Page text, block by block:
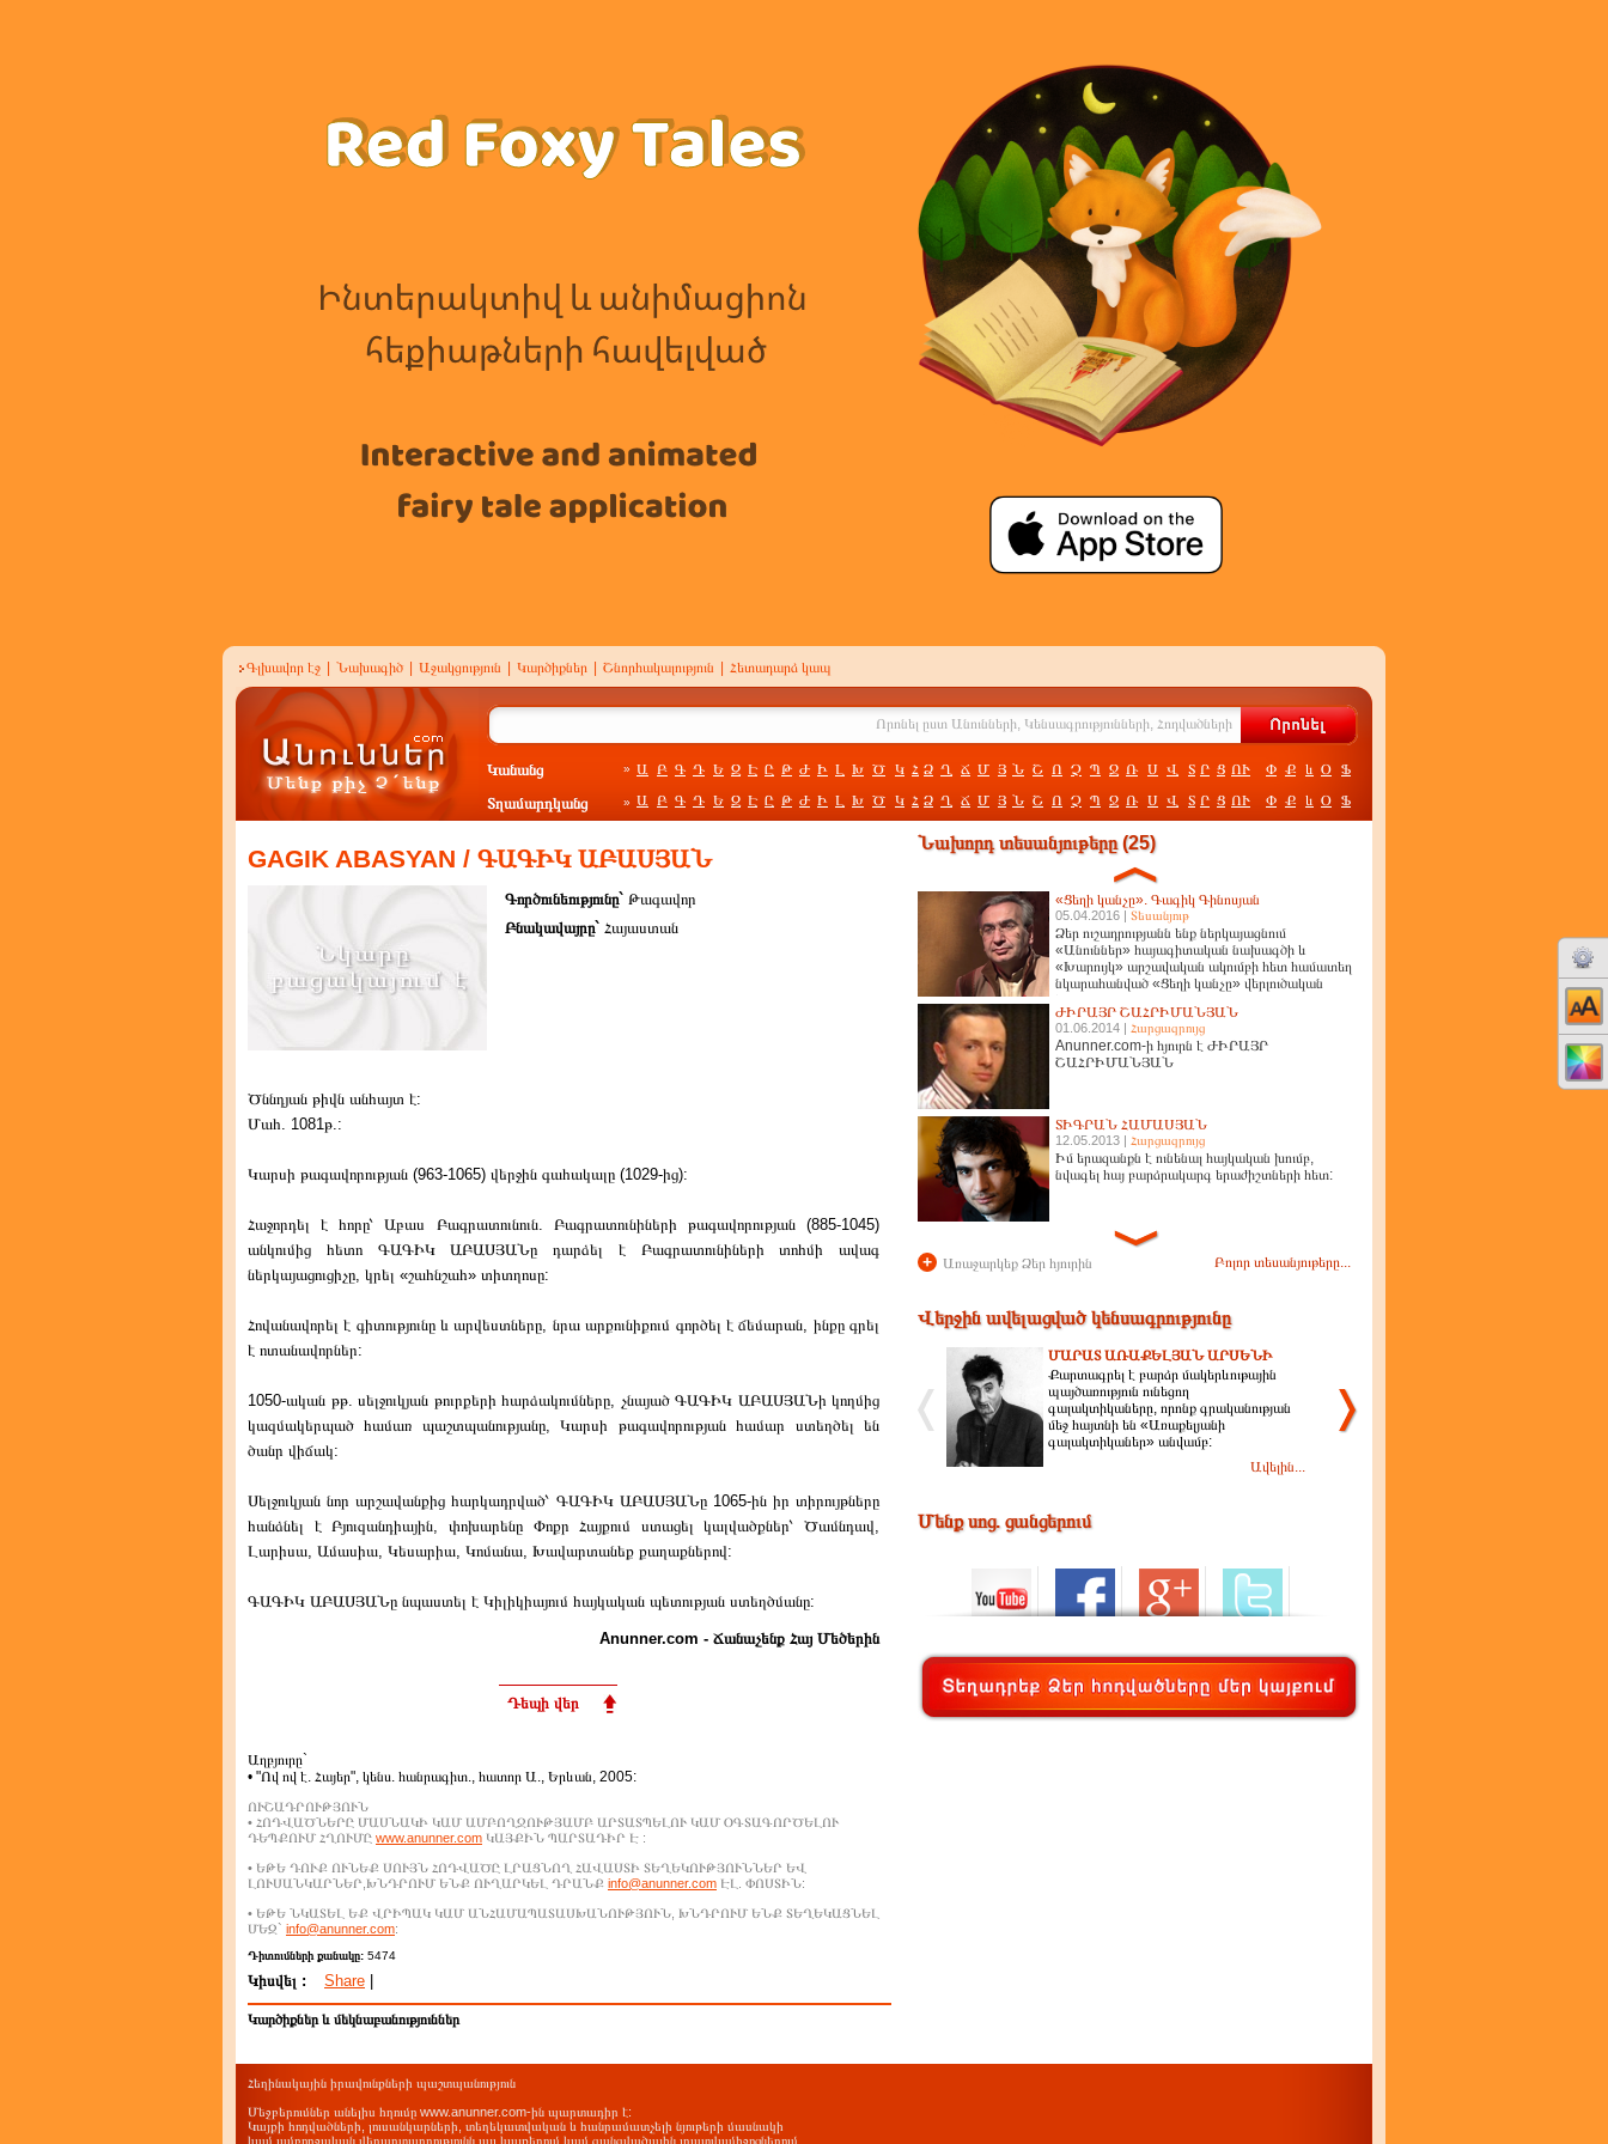
Գլխավոր էջ Նախագիծ Աջակցություն Կարծիքներ Շնորհակալություն Հետադարձ կապ
Կանանց » Ա Բ Գ Դ Ե Զ Է Ը Թ Ժ Ի Լ Խ Ծ Կ Հ Ձ Ղ Ճ Մ Յ Ն Շ Ո Չ Պ Ջ Ռ Ս Վ Տ Ր Ց ՈՒ Փ Ք և Օ Ֆ
Տղամարդկանց » Ա Բ Գ Դ Ե Զ Է Ը Թ Ժ Ի Լ Խ Ծ Կ Հ Ձ Ղ Ճ Մ Յ Ն Շ Ո Չ Պ Ջ Ռ Ս Վ Տ Ր Ց ՈՒ Փ Ք և Օ Ֆ
GAGIK ABASYAN / ԳԱԳԻԿ ԱԲԱՍՅԱՆ
Գործունեությունը` Թագավոր
Բնակավայրը` Հայաստան
Ծննդյան թիվն անհայտ է:
Մահ. 1081թ.:
Կարսի թագավորության (963-1065) վերջին գահակալը (1029-ից):
Հաջորդել է հորը՝ Աբաս Բագրատունուն. Բագրատունիների թագավորության (885-1045)
անկումից հետո ԳԱԳԻԿ ԱԲԱՍՅԱՆը դարձել է Բագրատունիների տոհմի ավագ
ներկայացուցիչը, կրել «շահնշահ» տիտղոսը:
Հովանավորել է գիտությունը և արվեստները, նրա արքունիքում գործել է ճեմարան, ինքը գրել
է ոտանավորներ:
1050-ական թթ. սելջուկյան թուրքերի հարձակումները, չնայած ԳԱԳԻԿ ԱԲԱՍՅԱՆի կողմից
կազմակերպած համառ պաշտպանությանը, Կարսի թագավորության համար ստեղծել են
ծանր վիճակ:
Սելջուկյան նոր արշավանքից հարկադրված՝ ԳԱԳԻԿ ԱԲԱՍՅԱՆը 1065-ին իր տիրույթները
հանձնել է Բյուզանդիային, փոխարենը Փոքր Հայքում ստացել կալվածքներ՝ Ծամնդավ,
Լարիսա, Ամասիա, Կեսարիա, Կոմանա, Խավարտանեք քաղաքներով:
ԳԱԳԻԿ ԱԲԱՍՅԱՆը նպաստել է Կիլիկիայում հայկական պետության ստեղծմանը:
Anunner.com - Ճանաչենք Հայ Մեծերին
Դեպի վեր
Աղբյուրը`
• "Ով ով է. Հայեր", կենս. հանրագիտ., հատոր Ա., Երևան, 2005:
ՈՒՇԱԴՐՈՒԹՅՈՒՆ
• ՀՈԴՎԱԾՆԵՐԸ ՄԱՍՆԱԿԻ ԿԱՄ ԱՄԲՈՂՋՈՒԹՅԱՄԲ ԱՐՏԱՏՊԵԼՈՒ ԿԱՄ ՕԳՏԱԳՈՐԾԵԼՈՒ
ԴԵՊՔՈՒՄ ՀՂՈՒՄԸ www.anunner.com ԿԱՅՔԻՆ ՊԱՐՏԱԴԻՐ Է :
• ԵԹԵ ԴՈՒՔ ՈՒՆԵՔ ՍՈՒՅՆ ՀՈԴՎԱԾԸ ԼՐԱՑՆՈՂ ՀԱՎԱՍՏԻ ՏԵՂԵԿՈՒԹՅՈՒՆՆԵՐ ԵՎ
ԼՈՒՍԱՆԿԱՐՆԵՐ,ԽՆԴՐՈՒՄ ԵՆՔ ՈՒՂԱՐԿԵԼ ԴՐԱՆՔ info@anunner.com ԷԼ. ՓՈՍՏԻՆ:
• ԵԹԵ ՆԿԱՏԵԼ ԵՔ ՎՐԻՊԱԿ ԿԱՄ ԱՆՀԱՄԱՊԱՏԱՍԽԱՆՈՒԹՅՈՒՆ, ԽՆԴՐՈՒՄ ԵՆՔ ՏԵՂԵԿԱՑՆԵԼ
ՄԵԶ` info@anunner.com:
Դիտումների քանակը: 5474
Կիսվել : Share
Կարծիքներ և մեկնաբանություններ
Նախորդ տեսանյութերը (25)
«Ցեղի կանչը». Գագիկ Գինոսյան
05.04.2016 | Տեսանյութ
Ձեր ուշադրությանն ենք ներկայացնում
«Անուններ» հայագիտական նախագծի և
«Խարույկ» արշավական ակումբի հետ համատեղ
նկարահանված «Ցեղի կանչը» վերլուծական
ԺԻՐԱՅՐ ՇԱՀՐԻՄԱՆՅԱՆ
01.06.2014 | Հարցազրույց
Anunner.com-ի հյուրն է ԺԻՐԱՅՐ
ՇԱՀՐԻՄԱՆՅԱՆ
ՏԻԳՐԱՆ ՀԱՄԱՍՅԱՆ
12.05.2013 | Հարցազրույց
Իմ երազանքն է ունենալ հայկական խումբ,
նվագել հայ բարձրակարգ երաժիշտների հետ:
+ Առաջարկեք Ձեր հյուրին Բոլոր տեսանյութերը...
Վերջին ավելացված կենսագրությունը
ՄԱՐԱՏ ԱՌԱՔԵԼՅԱՆ ԱՐՍԵՆԻ
Քարտագրել է բարձր մակերևութային
պայծառություն ունեցող
գալակտիկաները, որոնք գրականության
մեջ հայտնի են «Առաքելյանի
գալակտիկաներ» անվամբ:
Ավելին...
Մենք սոց. ցանցերում
Հեղինակային իրավունքների պաշտպանություն
Մեջբերումներ անելիս հղումը www.anunner.com-ին պարտադիր է:
Կայքի հոդվածների, լուսանկարների, տեղեկատվական և հանրամատչելի նյութերի մասնակի
կամ ամբողջական վերարտադրությունն այլ կայքերում կամ զանգվածային լրատվամիջոցներում